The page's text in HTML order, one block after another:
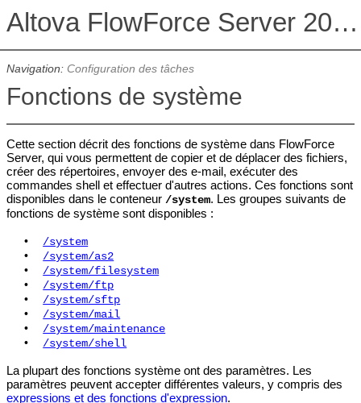
Altova FlowForce Server 2026 Advanced Edition
Navigation: Configuration des tâches
Fonctions de système
Cette section décrit des fonctions de système dans FlowForce
Server, qui vous permettent de copier et de déplacer des fichiers,
créer des répertoires, envoyer des e-mail, exécuter des
commandes shell et effectuer d'autres actions. Ces fonctions sont
disponibles dans le conteneur /system. Les groupes suivants de
fonctions de système sont disponibles :
•
/system
•
/system/as2
•
/system/filesystem
•
/system/ftp
•
/system/sftp
•
/system/mail
•
/system/maintenance
•
/system/shell
La plupart des fonctions système ont des paramètres. Les
paramètres peuvent accepter différentes valeurs, y compris des
expressions et des fonctions d'expression.